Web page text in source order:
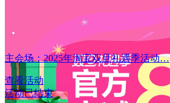
主会场：2025年淘宝双旦礼遇季活动…
查看活动
活动已结束